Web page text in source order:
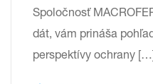
Spoločnosť
dát, vám prináša
perspektívy ochrany […]